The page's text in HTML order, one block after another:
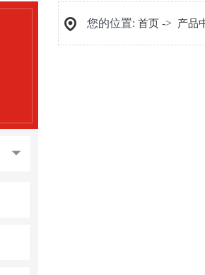
您的位置: 首页 -> 产品